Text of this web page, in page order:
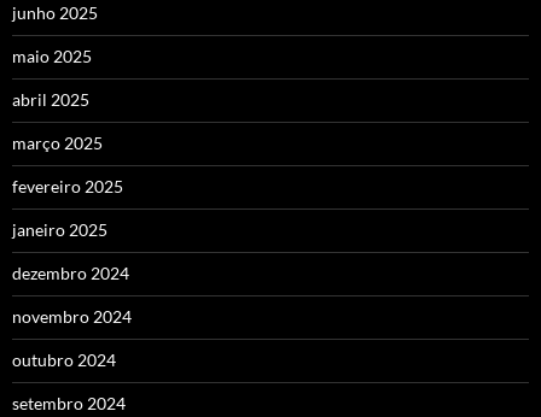
junho 2025
maio 2025
abril 2025
março 2025
fevereiro 2025
janeiro 2025
dezembro 2024
novembro 2024
outubro 2024
setembro 2024